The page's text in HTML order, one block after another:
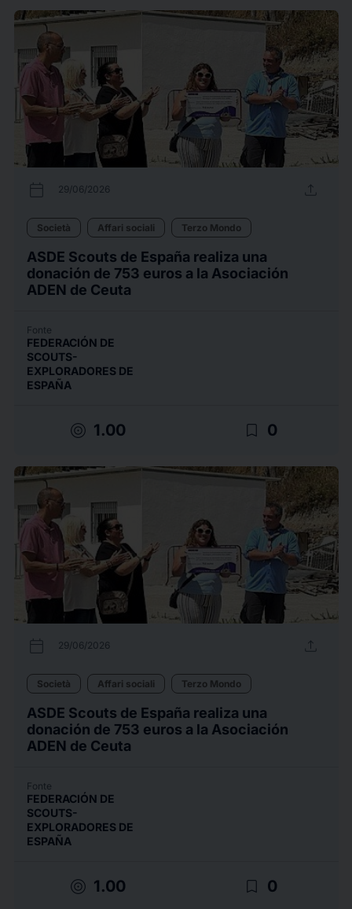
calendar_today 29/06/2026 upload
Società Affari sociali Terzo Mondo
ASDE Scouts de España realiza una
donación de 753 euros a la Asociación
ADEN de Ceuta
Fonte
FEDERACIÓN DE
SCOUTS-
EXPLORADORES DE
ESPAÑA
target 1.00 bookmark_border 0
calendar_today 29/06/2026 upload
Società Affari sociali Terzo Mondo
ASDE Scouts de España realiza una
donación de 753 euros a la Asociación
ADEN de Ceuta
Fonte
FEDERACIÓN DE
SCOUTS-
EXPLORADORES DE
ESPAÑA
target 1.00 bookmark_border 0